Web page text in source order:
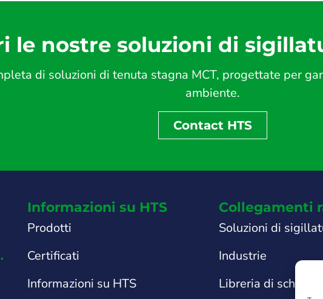
le nostre soluzioni di
di soluzioni di tenuta stagna MCT, progettate per
ambiente.
Contact HTS
Informazioni su HTS
Prodotti
Certificati
Informazioni su HTS
Collegamenti
Soluzioni di
Industrie
Libreria di schede